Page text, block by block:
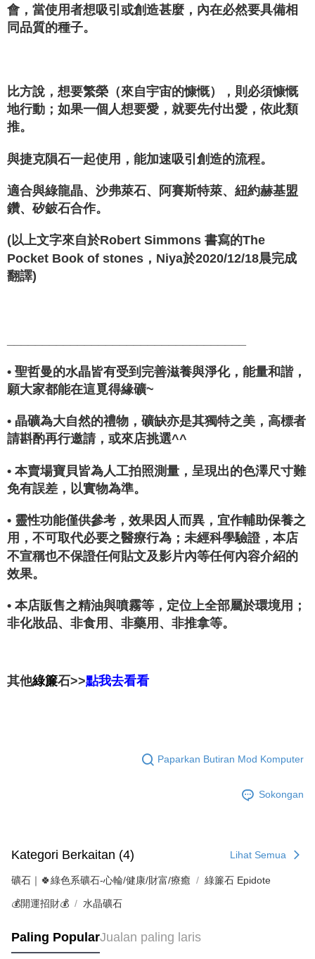
會，當使用者想吸引或創造甚麼，內在必然要具備相
同品質的種子。
比方說，想要繁榮（來自宇宙的慷慨），則必須慷慨
地行動；如果一個人想要愛，就要先付出愛，依此類
推。
與捷克隕石一起使用，能加速吸引創造的流程。
適合與綠龍晶、沙弗萊石、阿賽斯特萊、紐約赫基盟
鑽、矽鈹石合作。
(以上文字來自於Robert Simmons 書寫的The
Pocket Book of stones，Niya於2020/12/18晨完成
翻譯)
• 聖哲曼的水晶皆有受到完善滋養與淨化，能量和諧，
願大家都能在這覓得緣礦~
• 晶礦為大自然的禮物，礦缺亦是其獨特之美，高標者
請斟酌再行邀請，或來店挑選^^
• 本賣場寶貝皆為人工拍照測量，呈現出的色澤尺寸難
免有誤差，以實物為準。
• 靈性功能僅供參考，效果因人而異，宜作輔助保養之
用，不可取代必要之醫療行為；未經科學驗證，本店
不宣稱也不保證任何貼文及影片內等任何內容介紹的
效果。
• 本店販售之精油與噴霧等，定位上全部屬於環境用；
非化妝品、非食用、非藥用、非推拿等。
其他綠簾石>>點我去看看
Paparkan Butiran Mod Komputer
Sokongan
Kategori Berkaitan (4) Lihat Semua
礦石｜🍀綠色系礦石-心輪/健康/財富/療癒 綠簾石 Epidote
💰開運招財💰 水晶礦石
Paling PopularJualan paling laris